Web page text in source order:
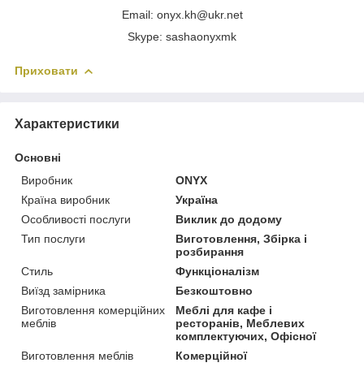
Email: onyx.kh@ukr.net
Skype: sashaonyxmk
Приховати
Характеристики
Основні
Виробник
ONYX
Країна виробник
Україна
Особливості послуги
Виклик до додому
Тип послуги
Виготовлення, Збірка і
розбирання
Стиль
Функціоналізм
Виїзд замірника
Безкоштовно
Виготовлення комерційних
меблів
Меблі для кафе і
ресторанів, Меблевих
комплектуючих, Офісної
Виготовлення меблів
Комерційної